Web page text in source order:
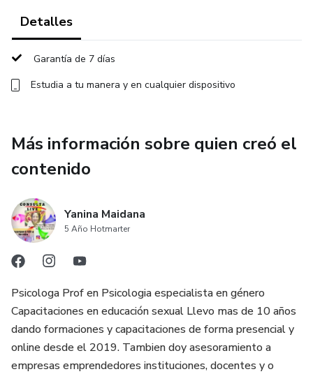
Detalles
Garantía de 7 días
Estudia a tu manera y en cualquier dispositivo
Más información sobre quien creó el
contenido
Yanina Maidana
5 Año Hotmarter
Psicologa Prof en Psicologia especialista en género
Capacitaciones en educación sexual Llevo mas de 10 años
dando formaciones y capacitaciones de forma presencial y
online desde el 2019. Tambien doy asesoramiento a
empresas emprendedores instituciones, docentes y o